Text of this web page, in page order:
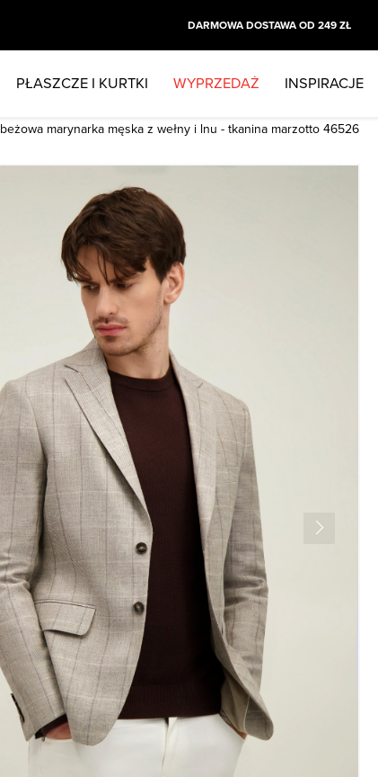
DARMOWA DOSTAWA OD 249 ZŁ
PŁASZCZE I KURTKI WYPRZEDAŻ INSPIRACJE
beżowa marynarka męska z wełny i lnu - tkanina marzotto 46526